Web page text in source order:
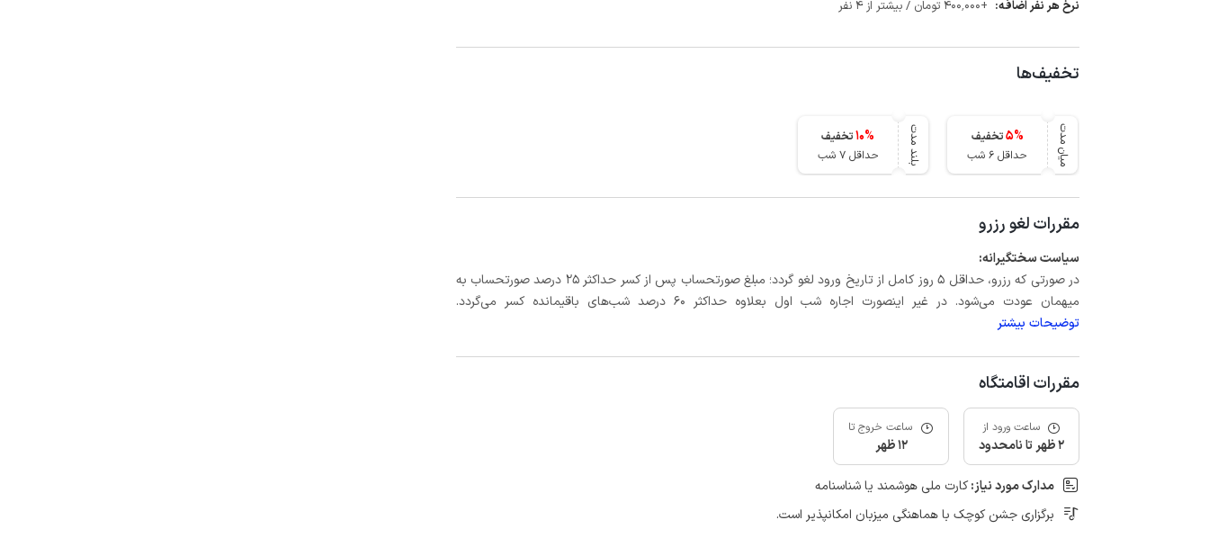
نرخ هر نفر اضافه: +400٬000 تومان / بیشتر از 4 نفر
تخفیف‌ها
میان مدت 5%
تخفیف
حداقل 6 شب
بلند مدت 10%
تخفیف
حداقل 7 شب
مقررات لغو رزرو
سیاست سختگیرانه:
در صورتی که رزرو، حداقل 5 روز کامل از تاریخ ورود لغو گردد؛ مبلغ صورتحساب پس از کسر حداکثر 25 درصد صورتحساب به
میهمان عودت می‌شود. در غیر اینصورت اجاره شب اول بعلاوه حداکثر 60 درصد شب‌های باقیمانده کسر می‌گردد.
توضیحات بیشتر
مقررات اقامتگاه
ساعت ورود از
2 ظهر تا نامحدود
ساعت خروج تا
12 ظهر
مدارک مورد نیاز:کارت ملی هوشمند یا شناسنامه
برگزاری جشن کوچک با هماهنگی میزبان امکانپذیر است.